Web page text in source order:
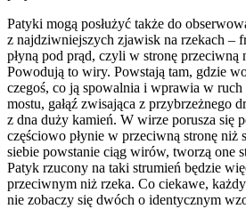
Patyki mogą posłużyć także do
z najdziwniejszych zjawisk na rzekach –
płyną pod prąd, czyli w stronę przeciwną
Powodują to wiry. Powstają tam, gdzie
czegoś, co ją spowalnia i wprawia w
mostu, gałąź zwisająca z przybrzeżnego
z dna duży kamień. W wirze porusza się
częściowo płynie w przeciwną stronę niż
siebie powstanie ciąg wirów, tworzą one
Patyk rzucony na taki strumień będzie
przeciwnym niż rzeka. Co ciekawe,
nie zobaczy się dwóch o identycznym